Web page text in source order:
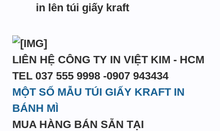
in lên túi giấy kraft
LIÊN HỆ CÔNG TY IN VIỆT KIM - HCM
TEL 037 555 9998 -0907 943434
MỘT SỐ MẪU TÚI GIẤY KRAFT IN
BÁNH MÌ
MUA HÀNG BÁN SẴN TẠI